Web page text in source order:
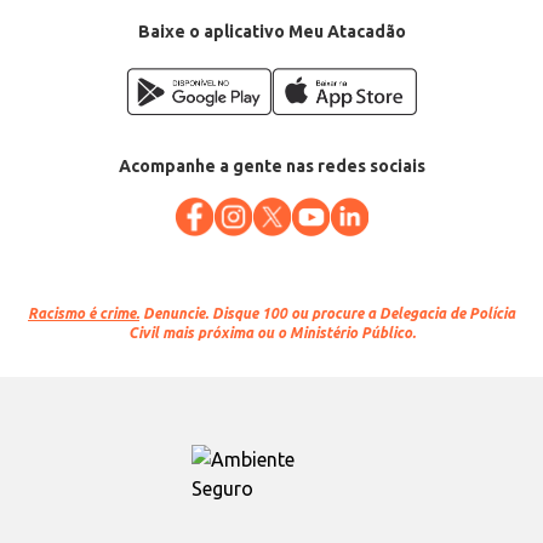
Baixe o aplicativo Meu Atacadão
Acompanhe a gente nas redes sociais
Racismo é crime. Denuncie. Disque 100 ou procure a Delegacia de Polícia
Civil mais próxima ou o Ministério Público.